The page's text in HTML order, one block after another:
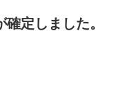
定しました。